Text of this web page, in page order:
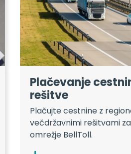
Plačevanje
rešitve
Plačujte cestnine z
večdržavnimi rešitvami
omrežje BellToll.